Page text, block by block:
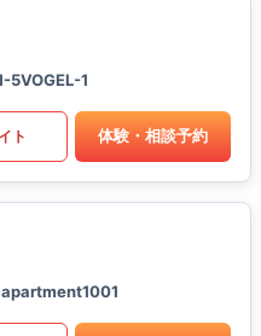
5VOGEL-1
ト 体験・相談予約